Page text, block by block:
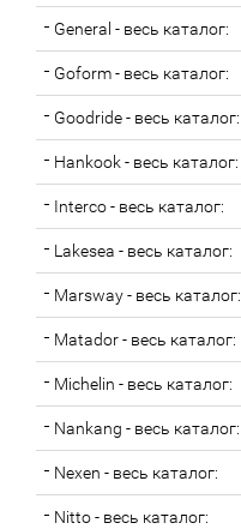
General - весь каталог:
Goform - весь каталог:
Goodride - весь каталог:
Hankook - весь каталог:
Interco - весь каталог:
Lakesea - весь каталог:
Marsway - весь каталог:
Matador - весь каталог:
Michelin - весь каталог:
Nankang - весь каталог:
Nexen - весь каталог:
Nitto - весь каталог: